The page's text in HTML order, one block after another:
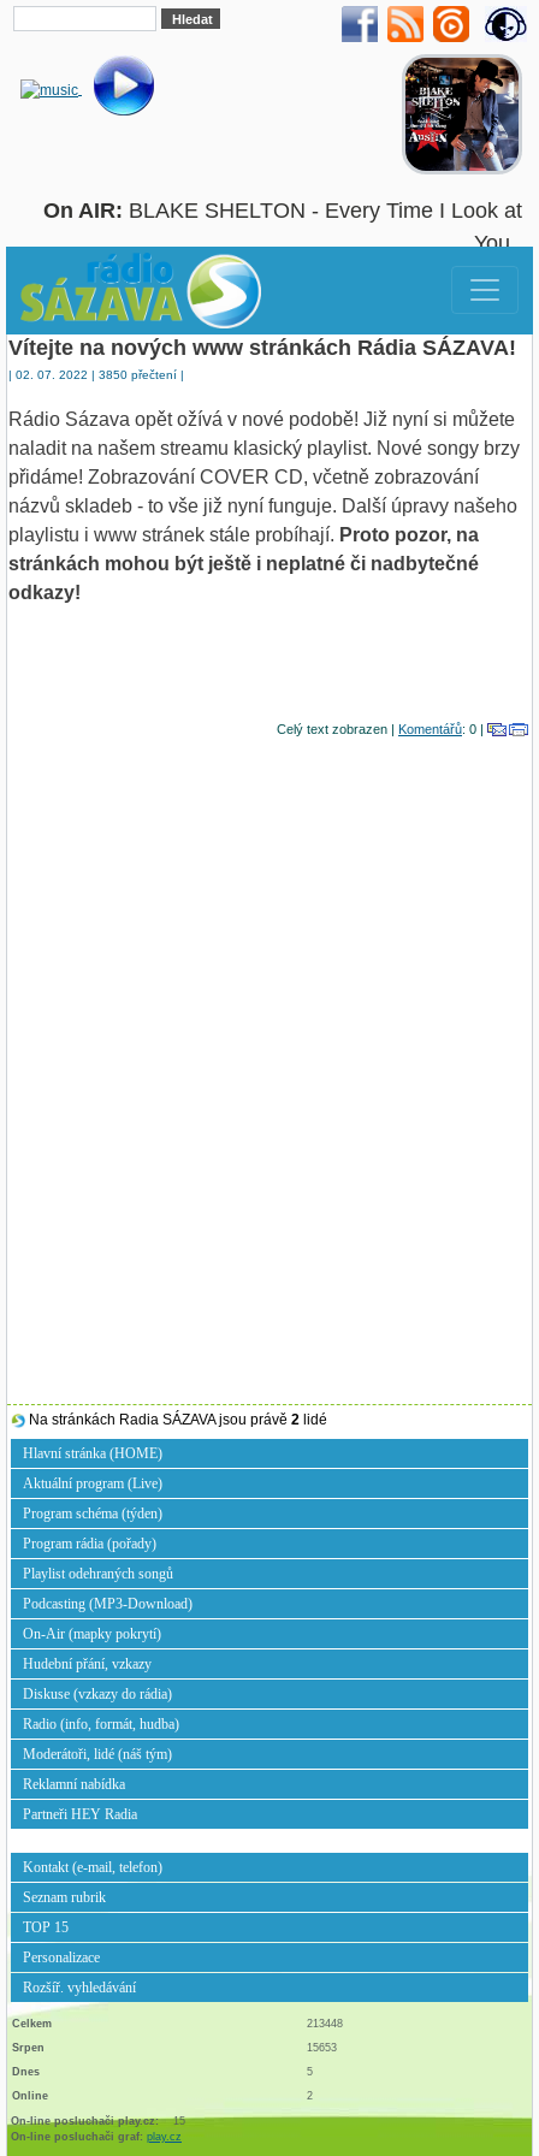
On AIR: BLAKE SHELTON - Every Time I Look at
You
Vítejte na nových www stránkách Rádia SÁZAVA!
| 02. 07. 2022 | 3850 přečtení |
Rádio Sázava opět ožívá v nové podobě! Již nyní si můžete
naladit na našem streamu klasický playlist. Nové songy brzy
přidáme! Zobrazování COVER CD, včetně zobrazování
názvů skladeb - to vše již nyní funguje. Další úpravy našeho
playlistu i www stránek stále probíhají. Proto pozor, na
stránkách mohou být ještě i neplatné či nadbytečné
odkazy!
Celý text zobrazen | Komentářů: 0 |
Na stránkách Radia SÁZAVA jsou právě 2 lidé
Hlavní stránka (HOME)
Aktuální program (Live)
Program schéma (týden)
Program rádia (pořady)
Playlist odehraných songů
Podcasting (MP3-Download)
On-Air (mapky pokrytí)
Hudební přání, vzkazy
Diskuse (vzkazy do rádia)
Radio (info, formát, hudba)
Moderátoři, lidé (náš tým)
Reklamní nabídka
Partneři HEY Radia
Kontakt (e-mail, telefon)
Seznam rubrik
TOP 15
Personalizace
Rozšíř. vyhledávání
Celkem
213448
Srpen
15653
Dnes
5
Online
2
On-line posluchači play.cz:
15
On-line posluchači graf: play.cz